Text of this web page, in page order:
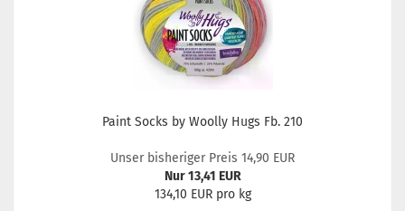
Paint Socks by Woolly Hugs Fb. 210
Unser bisheriger Preis 14,90 EUR
Nur 13,41 EUR
134,10 EUR pro kg